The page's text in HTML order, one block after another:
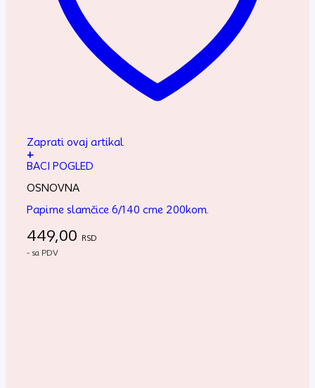
Zaprati ovaj artikal
+
BACI POGLED
OSNOVNA
Papirne slamčice 6/140 crne 200kom.
449,00 RSD
- sa PDV